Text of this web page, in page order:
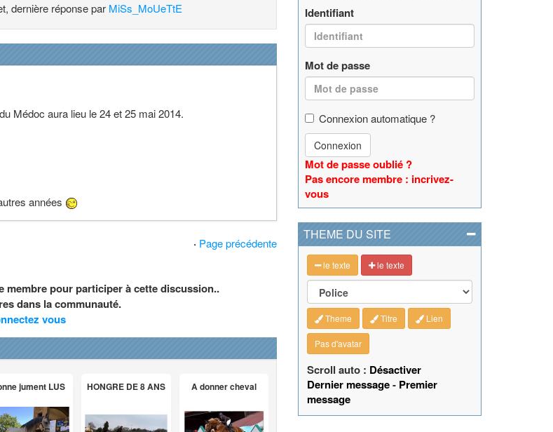
dernière réponse par MiSs_MoUeTtE
Médoc aura lieu le 24 et 25 mai 2014.
années
· Page précédente
membre pour participer à cette discussion..
dans la communauté.
vous
jument LUS HONGRE DE 8 ANS A donner cheval
Identifiant
Mot de passe
Connexion automatique ?
Connexion
Mot de passe oublié ?
Pas encore membre : incrivez-
vous
THEME DU SITE
le texte le texte
Theme Titre Lien
Pas d'avatar
Scroll auto : Désactiver
Dernier message- Premier
message